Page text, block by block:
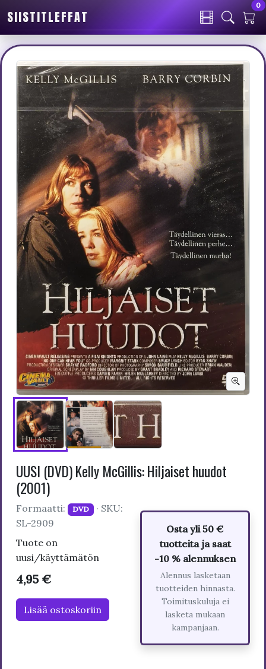
SIISTITLEFFAT
0
UUSI (DVD) Kelly McGillis: Hiljaiset huudot
(2001)
Formaatti: DVD · SKU:
SL-2909
Tuote on
uusi/käyttämätön
4,95 €
Lisää ostoskoriin
Osta yli 50 €
tuotteita ja saat
-10 % alennuksen
Alennus lasketaan
tuotteiden hinnasta.
Toimituskuluja ei
lasketa mukaan
kampanjaan.